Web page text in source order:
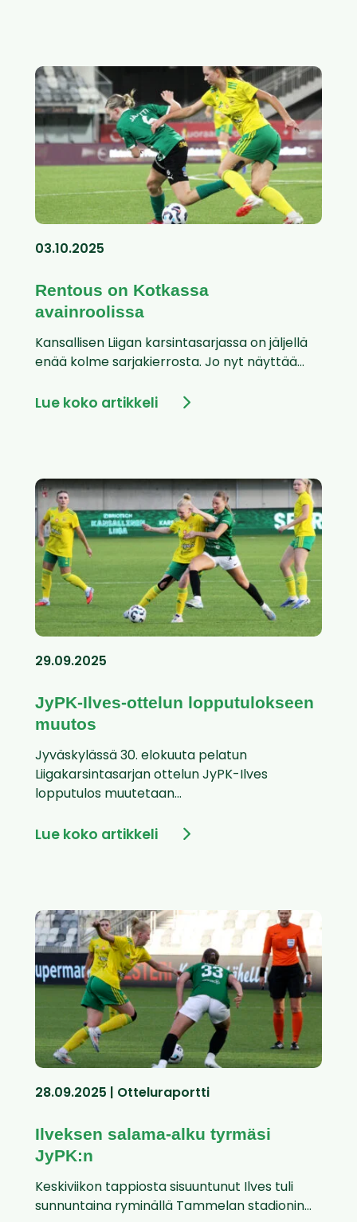
03.10.2025
Rentous on Kotkassa
avainroolissa
Kansallisen Liigan karsintasarjassa on jäljellä
enää kolme sarjakierrosta. Jo nyt näyttää...
Lue koko artikkeli
29.09.2025
JyPK-Ilves-ottelun lopputulokseen
muutos
Jyväskylässä 30. elokuuta pelatun
Liigakarsintasarjan ottelun JyPK-Ilves
lopputulos muutetaan...
Lue koko artikkeli
28.09.2025 | Otteluraportti
Ilveksen salama-alku tyrmäsi
JyPK:n
Keskiviikon tappiosta sisuuntunut Ilves tuli
sunnuntaina ryminällä Tammelan stadionin...